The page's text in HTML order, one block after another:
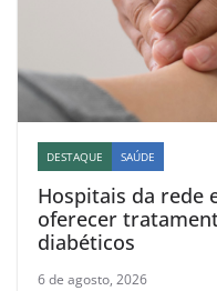
DESTAQUE SAÚDE
Hospitais da rede
oferecer tratamento de podologia para
diabéticos
6 de agosto, 2026